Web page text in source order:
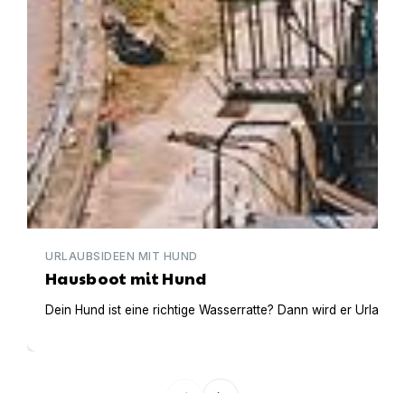
URLAUBSIDEEN MIT HUND
Hausboot mit Hund
Dein Hund ist eine richtige Wasserratte? Dann wird er